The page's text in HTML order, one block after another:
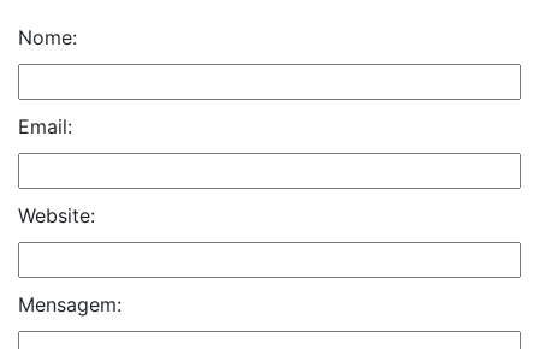
Nome:
Email:
Website:
Mensagem: